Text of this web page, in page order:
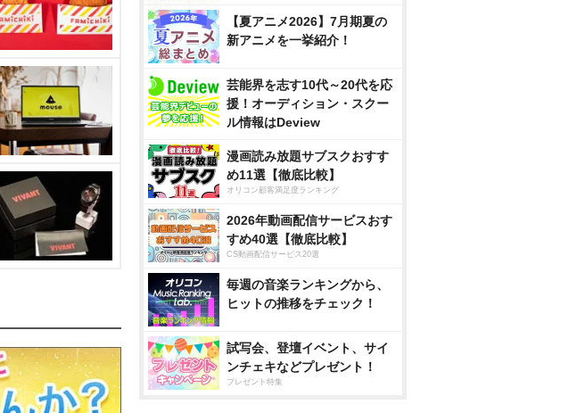
【夏アニメ2026】7月期夏の
新アニメを一挙紹介！
芸能界を志す10代～20代を応
援！オーディション・スクー
ル情報はDeview
漫画読み放題サブスクおすす
め11選【徹底比較】
オリコン顧客満足度ランキング
2026年動画配信サービスおす
すめ40選【徹底比較】
CS動画配信サービス20選
毎週の音楽ランキングから、
ヒットの推移をチェック！
試写会、登壇イベント、サイ
ンチェキなどプレゼント！
プレゼント特集